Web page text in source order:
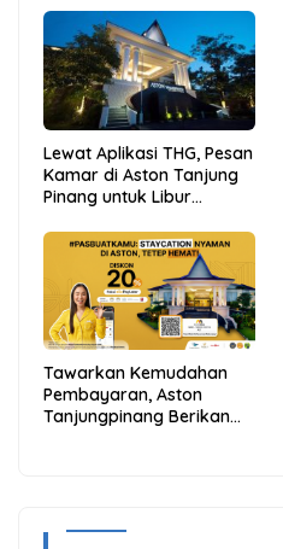
Lewat Aplikasi THG, Pesan
Kamar di Aston Tanjung
Pinang untuk Libur
dan Hemat
Tawarkan Kemudahan
Pembayaran, Aston
Tanjungpinang Berikan